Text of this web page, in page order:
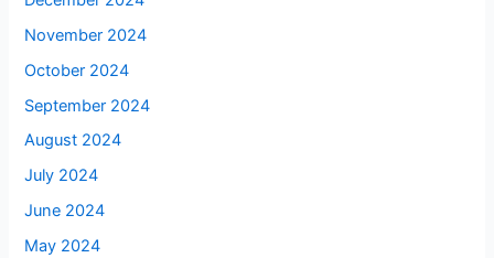
November 2024
October 2024
September 2024
August 2024
July 2024
June 2024
May 2024